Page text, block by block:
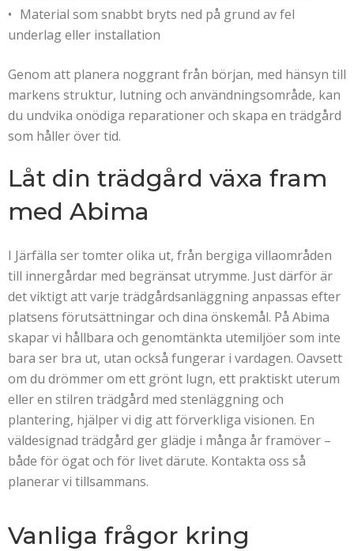
Material som snabbt bryts ned på grund av fel
underlag eller installation
Genom att planera noggrant från början, med hänsyn till
markens struktur, lutning och användningsområde, kan
du undvika onödiga reparationer och skapa en trädgård
som håller över tid.
Låt din trädgård växa fram
med Abima
I Järfälla ser tomter olika ut, från bergiga villaområden
till innergårdar med begränsat utrymme. Just därför är
det viktigt att varje trädgårdsanläggning anpassas efter
platsens förutsättningar och dina önskemål. På Abima
skapar vi hållbara och genomtänkta utemiljöer som inte
bara ser bra ut, utan också fungerar i vardagen. Oavsett
om du drömmer om ett grönt lugn, ett praktiskt uterum
eller en stilren trädgård med stenläggning och
plantering, hjälper vi dig att förverkliga visionen. En
väldesignad trädgård ger glädje i många år framöver –
både för ögat och för livet därute. Kontakta oss så
planerar vi tillsammans.
Vanliga frågor kring